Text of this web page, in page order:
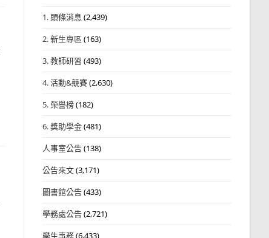
1. 頭條消息 (2,439)
2. 新生專區 (163)
3. 教師研習 (493)
4. 活動&競賽(2,630)
5. 榮譽榜(182)
6. 獎助學金(481)
人事室公告(138)
公告來文(3,171)
圖書館公告(433)
學務處公告(2,721)
學生事務(6,433)